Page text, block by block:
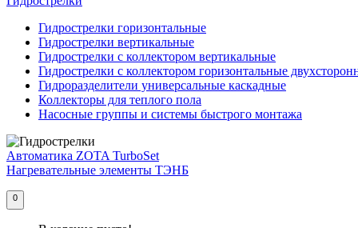
Гидрострелки горизонтальные
Гидрострелки вертикальные
Гидрострелки с коллектором вертикальные
Гидрострелки с коллектором горизонтальные
Гидроразделители универсальные каскадные
Коллекторы для теплого пола
Насосные группы и системы быстрого монтажа
Автоматика ZOTA TurboSet
Нагревательные элементы ТЭНБ
0